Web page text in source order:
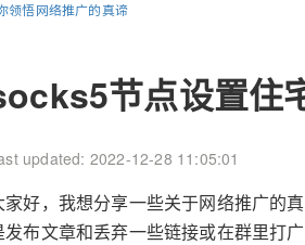
领悟网络推广的真谛
节点设置住
updated: 2022-12-28 11:05:01
家好，我想分享一些关于网络推广的
发布文章和丢弃一些链接或在群里打